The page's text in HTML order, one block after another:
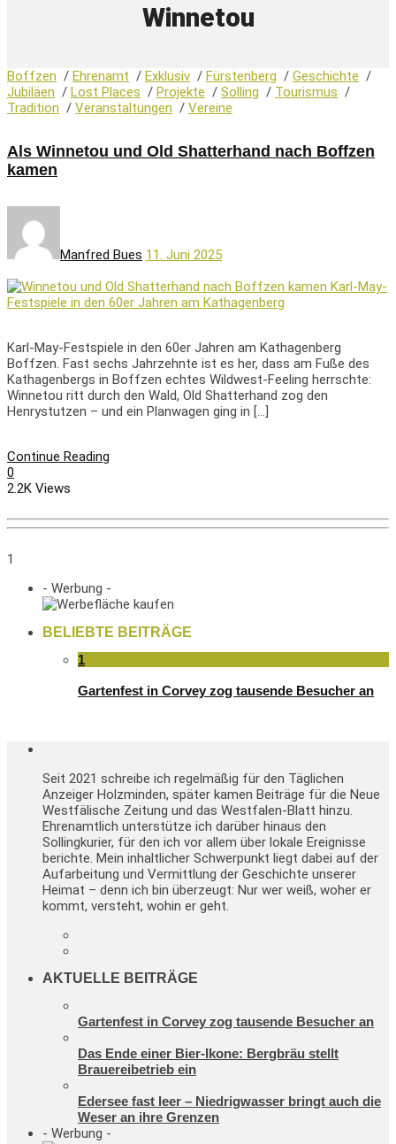
Winnetou
Boffzen / Ehrenamt / Exklusiv / Fürstenberg / Geschichte /
Jubiläen / Lost Places / Projekte / Solling / Tourismus /
Tradition / Veranstaltungen / Vereine
Als Winnetou und Old Shatterhand nach Boffzen
kamen
Manfred Bues 11. Juni 2025
Karl-May-Festspiele in den 60er Jahren am Kathagenberg
Boffzen. Fast sechs Jahrzehnte ist es her, dass am Fuße des
Kathagenbergs in Boffzen echtes Wildwest-Feeling herrschte:
Winnetou ritt durch den Wald, Old Shatterhand zog den
Henrystutzen – und ein Planwagen ging in […]
Continue Reading
0
2.2K Views
1
- Werbung -
BELIEBTE BEITRÄGE
1
Gartenfest in Corvey zog tausende Besucher an
Seit 2021 schreibe ich regelmäßig für den Täglichen
Anzeiger Holzminden, später kamen Beiträge für die Neue
Westfälische Zeitung und das Westfalen-Blatt hinzu.
Ehrenamtlich unterstütze ich darüber hinaus den
Sollingkurier, für den ich vor allem über lokale Ereignisse
berichte. Mein inhaltlicher Schwerpunkt liegt dabei auf der
Aufarbeitung und Vermittlung der Geschichte unserer
Heimat – denn ich bin überzeugt: Nur wer weiß, woher er
kommt, versteht, wohin er geht.
AKTUELLE BEITRÄGE
Gartenfest in Corvey zog tausende Besucher an
Das Ende einer Bier-Ikone: Bergbräu stellt
Brauereibetrieb ein
Edersee fast leer – Niedrigwasser bringt auch die
Weser an ihre Grenzen
- Werbung -